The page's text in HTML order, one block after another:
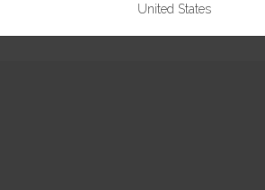
United States